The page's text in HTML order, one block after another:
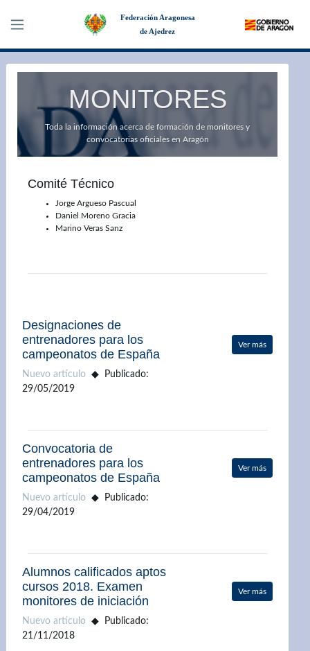
Federación Aragonesa
de Ajedrez
MONITORES
Toda la información acerca de formación de monitores y
convocatorias oficiales en Aragón
Comité Técnico
Jorge Argueso Pascual
Daniel Moreno Gracia
Marino Veras Sanz
Designaciones de
entrenadores para los
campeonatos de España
Nuevo artículo
Publicado:
29/05/2019
Ver más
Convocatoria de
entrenadores para los
campeonatos de España
Nuevo artículo
Publicado:
29/04/2019
Ver más
Alumnos calificados aptos
cursos 2018. Examen
monitores de iniciación
Nuevo artículo
Publicado:
21/11/2018
Ver más